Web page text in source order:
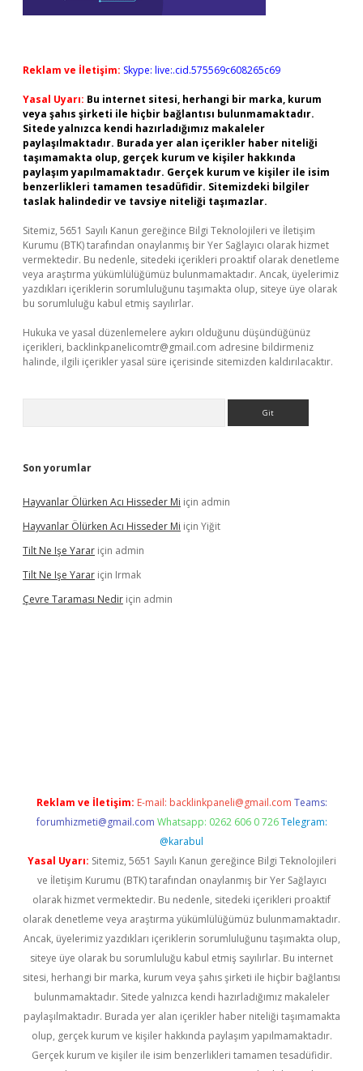
Reklam ve İletişim: Skype: live:.cid.575569c608265c69
Yasal Uyarı: Bu internet sitesi, herhangi bir marka, kurum
veya şahıs şirketi ile hiçbir bağlantısı bulunmamaktadır.
Sitede yalnızca kendi hazırladığımız makaleler
paylaşılmaktadır. Burada yer alan içerikler haber niteliği
taşımamakta olup, gerçek kurum ve kişiler hakkında
paylaşım yapılmamaktadır. Gerçek kurum ve kişiler ile isim
benzerlikleri tamamen tesadüfidir. Sitemizdeki bilgiler
taslak halindedir ve tavsiye niteliği taşımazlar.
Sitemiz, 5651 Sayılı Kanun gereğince Bilgi Teknolojileri ve İletişim
Kurumu (BTK) tarafından onaylanmış bir Yer Sağlayıcı olarak hizmet
vermektedir. Bu nedenle, sitedeki içerikleri proaktif olarak denetleme
veya araştırma yükümlülüğümüz bulunmamaktadır. Ancak, üyelerimiz
yazdıkları içeriklerin sorumluluğunu taşımakta olup, siteye üye olarak
bu sorumluluğu kabul etmiş sayılırlar.
Hukuka ve yasal düzenlemelere aykırı olduğunu düşündüğünüz
içerikleri, backlinkpanelicomtr@gmail.com adresine bildirmeniz
halinde, ilgili içerikler yasal süre içerisinde sitemizden kaldırılacaktır.
Son yorumlar
Hayvanlar Ölürken Acı Hisseder Mi için admin
Hayvanlar Ölürken Acı Hisseder Mi için Yiğit
Tilt Ne Işe Yarar için admin
Tilt Ne Işe Yarar için Irmak
Çevre Taraması Nedir için admin
Reklam ve İletişim: E-mail: backlinkpaneli@gmail.com Teams:
forumhizmeti@gmail.com Whatsapp: 0262 606 0 726 Telegram:
@karabul
Yasal Uyarı: Sitemiz, 5651 Sayılı Kanun gereğince Bilgi Teknolojileri
ve İletişim Kurumu (BTK) tarafından onaylanmış bir Yer Sağlayıcı
olarak hizmet vermektedir. Bu nedenle, sitedeki içerikleri proaktif
olarak denetleme veya araştırma yükümlülüğümüz bulunmamaktadır.
Ancak, üyelerimiz yazdıkları içeriklerin sorumluluğunu taşımakta olup,
siteye üye olarak bu sorumluluğu kabul etmiş sayılırlar. Bu internet
sitesi, herhangi bir marka, kurum veya şahıs şirketi ile hiçbir bağlantısı
bulunmamaktadır. Sitede yalnızca kendi hazırladığımız makaleler
paylaşılmaktadır. Burada yer alan içerikler haber niteliği taşımamakta
olup, gerçek kurum ve kişiler hakkında paylaşım yapılmamaktadır.
Gerçek kurum ve kişiler ile isim benzerlikleri tamamen tesadüfidir.